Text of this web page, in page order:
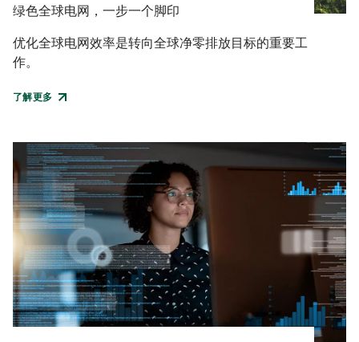
绿色全球电网，一步一个脚印
优化全球电网效率是转向全球净零排放目标的重要工
作。
了解更多